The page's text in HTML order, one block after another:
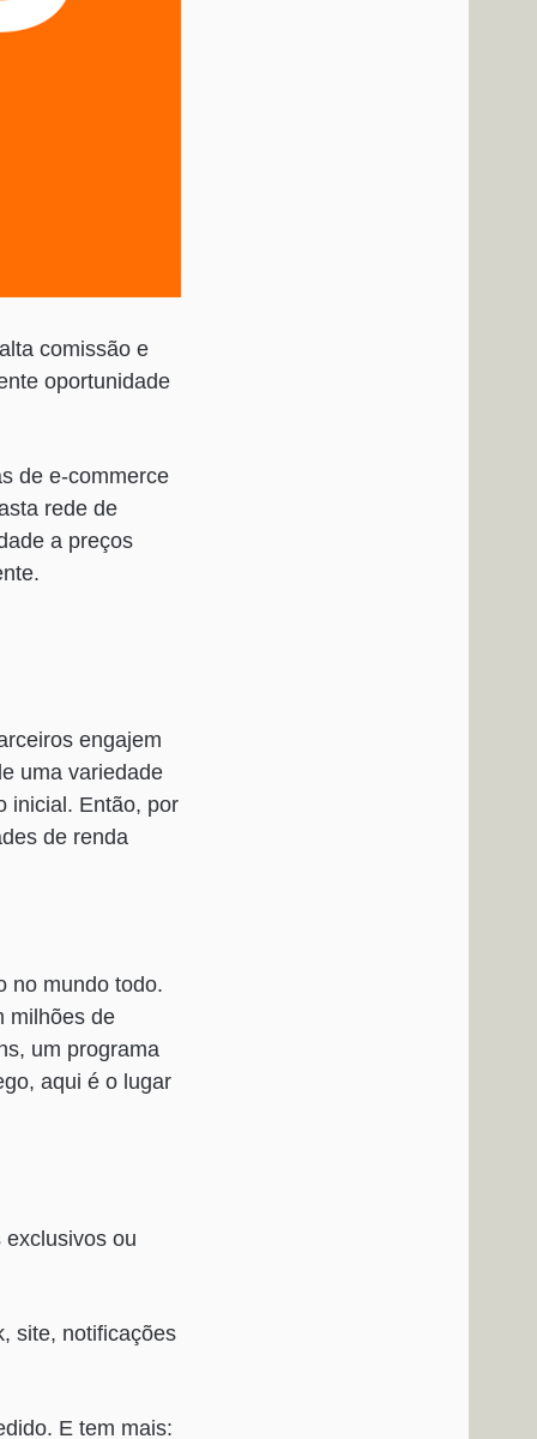
comissão e
oportunidade
de e-commerce
rede de
a preços
engajem
uma variedade
inicial. Então, por
de renda
no mundo todo.
milhões de
um programa
aqui é o lugar
ou
site, notificações
E tem mais: